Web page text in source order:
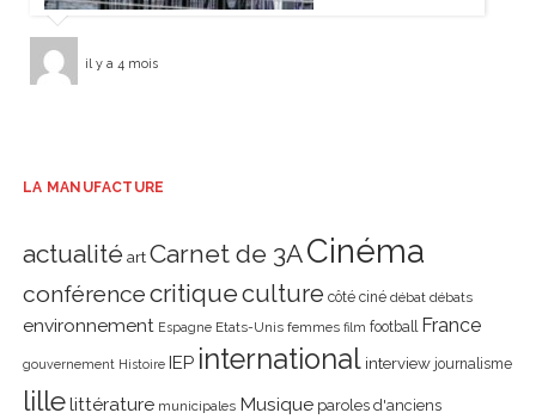
il y a 4 mois
LA MANUFACTURE
actualité art Carnet de 3ACinéma
conférencecritiqueculture côté ciné débat débats
environnement Espagne Etats-Unis femmes film football France
gouvernement Histoire IEP international interview journalisme
lillelittérature municipales Musique paroles d'anciens